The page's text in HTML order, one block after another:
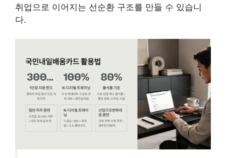
취업으로 이어지는 선순환 구조를 만들 수 있습니
다.